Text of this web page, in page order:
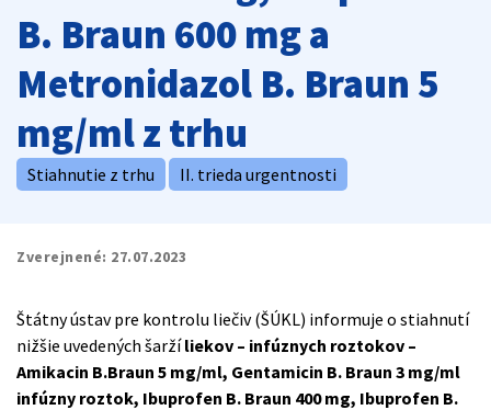
B. Braun 600 mg a
Metronidazol B. Braun 5
mg/ml z trhu
Stiahnutie z trhu II. trieda urgentnosti
Zverejnené: 27.07.2023
Štátny ústav pre kontrolu liečiv (ŠÚKL) informuje o stiahnutí
nižšie uvedených šaržíliekov – infúznych roztokov –
Amikacin B.Braun 5 mg/ml, Gentamicin B. Braun 3 mg/ml
infúzny roztok, Ibuprofen B. Braun 400 mg, Ibuprofen B.